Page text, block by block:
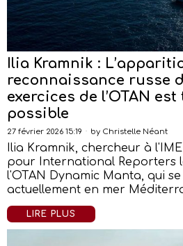
Ilia Kramnik :
reconnaissance russe
exercices de l’OTAN
possible
27 février 2026 15:19 by Christelle Néant
Ilia Kramnik, chercheur à
pour International Reporters
l'OTAN Dynamic Manta, qui
actuellement en mer
LIRE PLUS